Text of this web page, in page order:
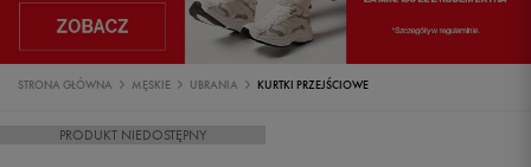
STRONA GŁÓWNA MĘSKIE UBRANIA KURTKI PRZEJŚCIOWE
PRODUKT NIEDOSTĘPNY